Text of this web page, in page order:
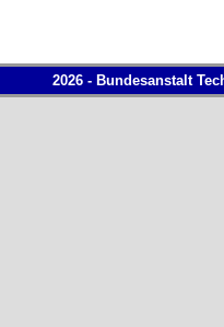
2026 - Bundesanstalt